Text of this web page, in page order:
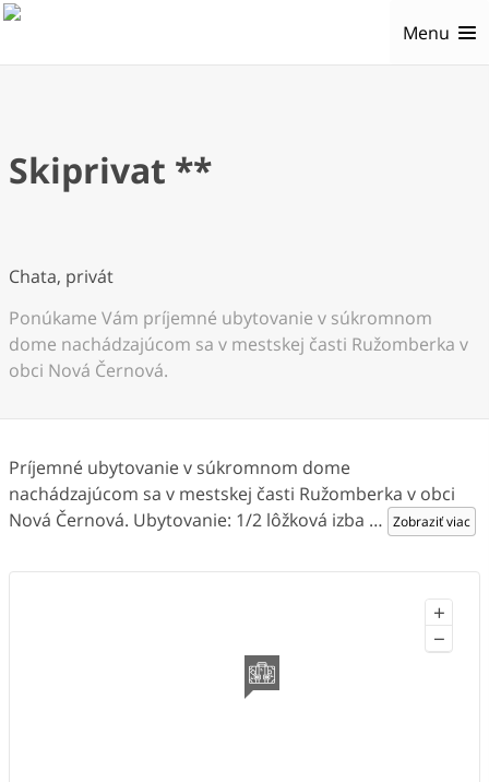
Menu
Skiprivat **
Chata, privát
Ponúkame Vám príjemné ubytovanie v súkromnom
dome nachádzajúcom sa v mestskej časti Ružomberka v
obci Nová Černová.
Príjemné ubytovanie v súkromnom dome
nachádzajúcom sa v mestskej časti Ružomberka v obci
Nová Černová. Ubytovanie: 1/2 lôžková izba … Zobraziť viac
+
−